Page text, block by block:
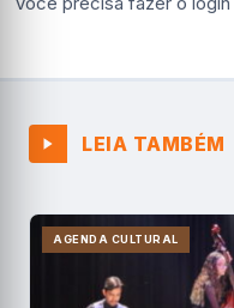
LEIA TAMBÉM
AGENDA CULTURAL